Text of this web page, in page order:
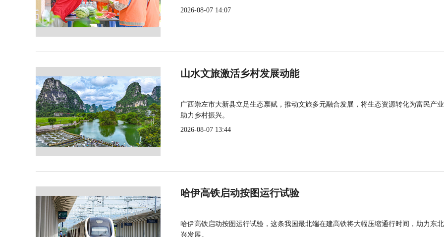
2026-08-07 14:07
山水文旅激活乡村发展动能
广西崇左市大新县立足生态禀赋，推动文旅多元融合发展，将生态资源转化为富民产
助力乡村振兴。
2026-08-07 13:44
哈伊高铁启动按图运行试验
哈伊高铁启动按图运行试验，这条我国最北端在建高铁将大幅压缩通行时间，助力东
兴发展。